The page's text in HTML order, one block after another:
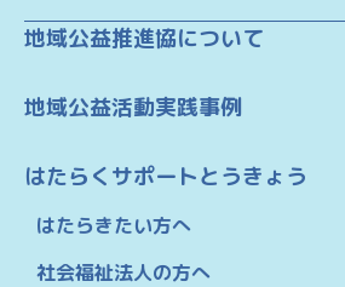
地域公益推進協について
地域公益活動実践事例
はたらくサポートとうきょう
はたらきたい方へ
社会福祉法人の方へ